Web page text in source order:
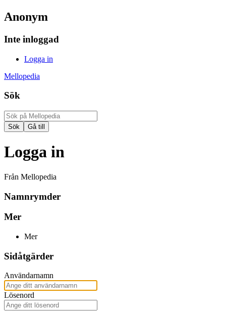
Anonym
Inte inloggad
Logga in
Mellopedia
Sök
Logga in
Från Mellopedia
Namnrymder
Mer
Mer
Sidåtgärder
Användarnamn
Lösenord